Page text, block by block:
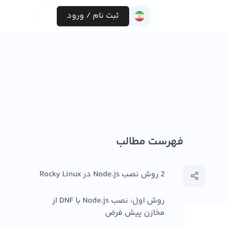
ثبت نام / ورود
فهرست مطالب
2 روش نصب Node.js در Rocky Linux
روش اول: نصب Node.js با DNF از
مخازن پیش فرض